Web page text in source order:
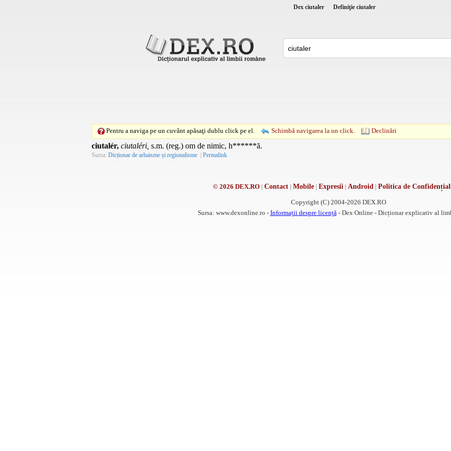
Dex ciutaler Definiţie ciutaler
Pentru a naviga pe un cuvânt apăsaţi dublu click pe el. Schimbă navigarea la un click. Declinări
ciutalér, ciutaléri, s.m. (reg.) om de nimic, h******ă.
Sursa: Dicționar de arhaisme și regionalisme | Permalink
© 2026 DEX.RO| Contact| Mobile| Expresii | Android | Politica de
Copyright (C) 2004-2026 DEX.RO
Sursa: www.dexonline.ro - Informații despre licență - Dex Online - Dicționar explicativ al